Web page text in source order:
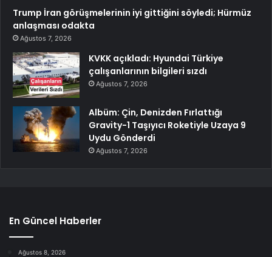
Trump İran görüşmelerinin iyi gittiğini söyledi; Hürmüz
anlaşması odakta
Ağustos 7, 2026
KVKK açıkladı: Hyundai Türkiye
çalışanlarının bilgileri sızdı
Ağustos 7, 2026
Albüm: Çin, Denizden Fırlattığı
Gravity-1 Taşıyıcı Roketiyle Uzaya 9
Uydu Gönderdi
Ağustos 7, 2026
En Güncel Haberler
Ağustos 8, 2026